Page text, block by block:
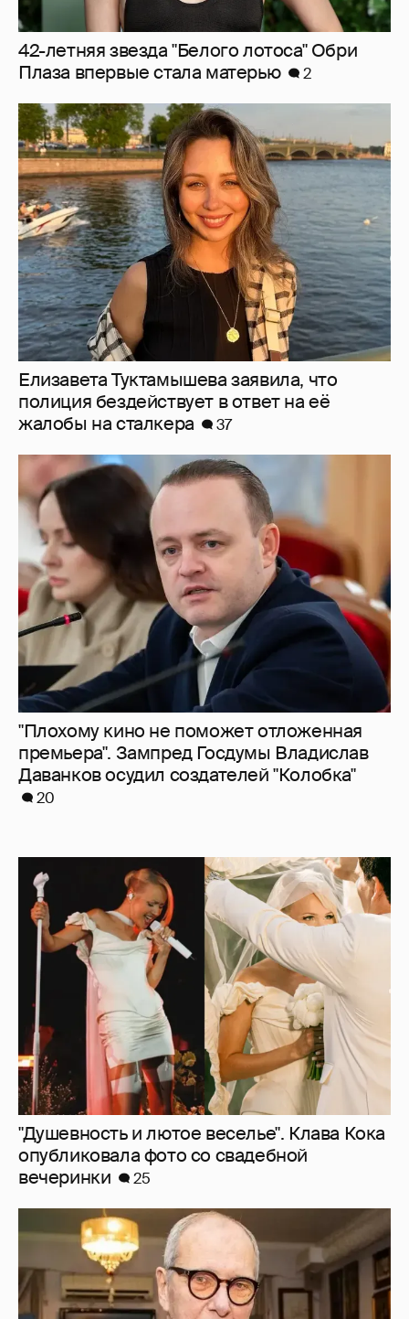
42-летняя звезда "Белого лотоса" Обри
Плаза впервые стала матерью
2
Елизавета Туктамышева заявила, что
полиция бездействует в ответ на её
жалобы на сталкера
37
"Плохому кино не поможет отложенная
премьера". Зампред Госдумы Владислав
Даванков осудил создателей "Колобка"
20
"Душевность и лютое веселье". Клава Кока
опубликовала фото со свадебной
вечеринки
25